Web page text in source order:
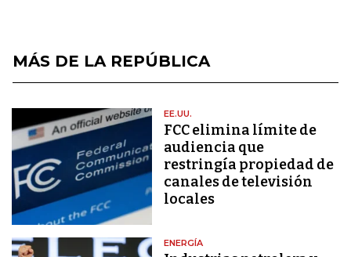
MÁS DE LA REPÚBLICA
EE.UU.
FCC elimina límite de
audiencia que
restringía propiedad de
canales de televisión
locales
ENERGÍA